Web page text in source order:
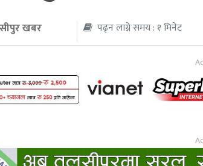
खबर पढ्न लाग्ने समय : १ मिनेट